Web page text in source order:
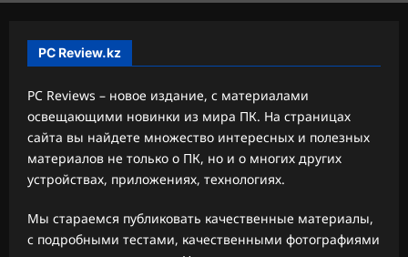
PC Review.kz
PC Reviews – новое издание, с материалами
освещающими новинки из мира ПК. На страницах
сайта вы найдете множество интересных и полезных
материалов не только о ПК, но и о многих других
устройствах, приложениях, технологиях.
Мы стараемся публиковать качественные материалы,
с подробными тестами, качественными фотографиями